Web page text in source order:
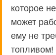
которое
может
ему не
топливом!